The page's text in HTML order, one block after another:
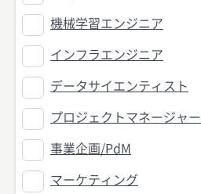
機械学習エンジニア
インフラエンジニア
データサイエンティスト
プロジェクトマネージャー
事業企画/PdM
マーケティング